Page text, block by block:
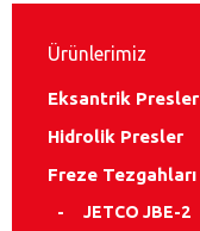
Ürünlerimiz
Eksantrik Presler
Hidrolik Presler
Freze Tezgahları
JETCO JBE-2